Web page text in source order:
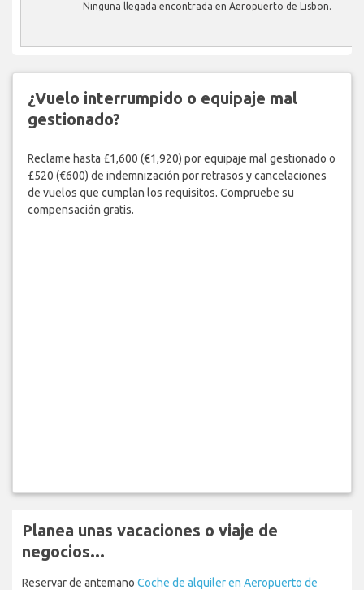
Ninguna llegada encontrada en Aeropuerto de Lisbon.
¿Vuelo interrumpido o equipaje mal
gestionado?
Reclame hasta £1,600 (€1,920) por equipaje mal gestionado o
£520 (€600) de indemnización por retrasos y cancelaciones
de vuelos que cumplan los requisitos. Compruebe su
compensación gratis.
Planea unas vacaciones o viaje de
negocios...
Reservar de antemano Coche de alquiler en Aeropuerto de